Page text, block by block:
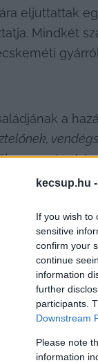
kecsup.hu -
If you wish to
sensitive
confirm your
continue
information
further
participants.
Downstream
Please note
information
eljuttattak
Mindkét
a
az országot